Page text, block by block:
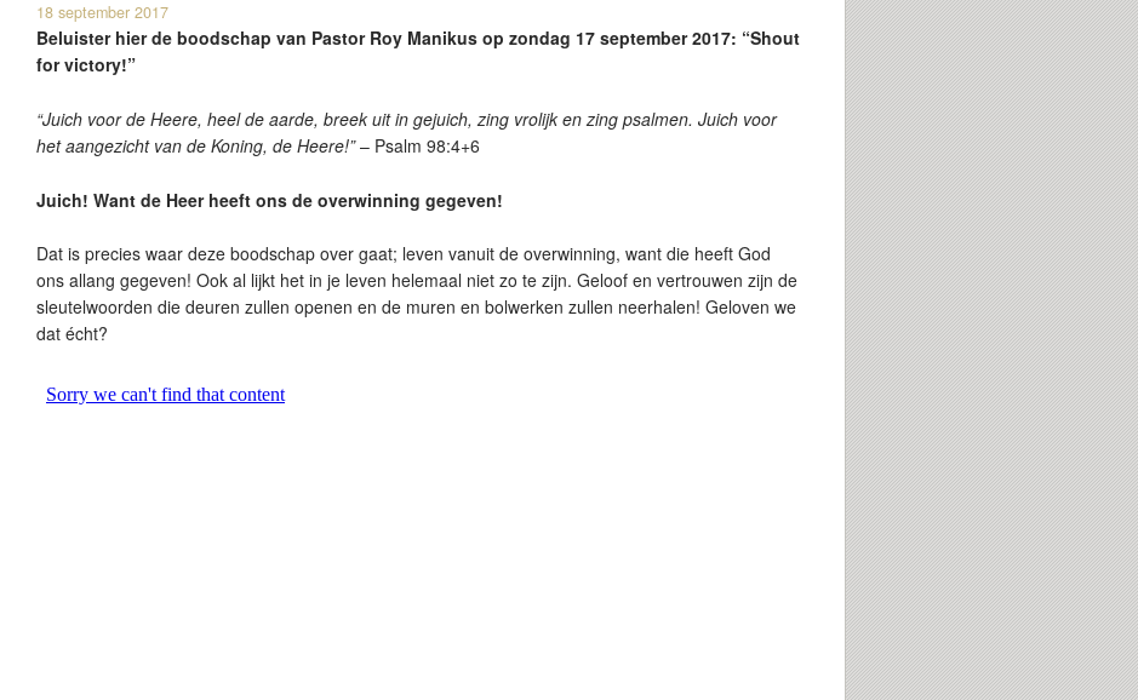
18 september 2017
Beluister hier de boodschap van Pastor Roy Manikus op zondag 17 september 2017: “Shout
for victory!”
“Juich voor de Heere, heel de aarde, breek uit in gejuich, zing vrolijk en zing psalmen. Juich voor
het aangezicht van de Koning, de Heere!”– Psalm 98:4+6
Juich! Want de Heer heeft ons de overwinning gegeven!
Dat is precies waar deze boodschap over gaat; leven vanuit de overwinning, want die heeft God
ons allang gegeven! Ook al lijkt het in je leven helemaal niet zo te zijn. Geloof en vertrouwen zijn de
sleutelwoorden die deuren zullen openen en de muren en bolwerken zullen neerhalen! Geloven we
dat écht?